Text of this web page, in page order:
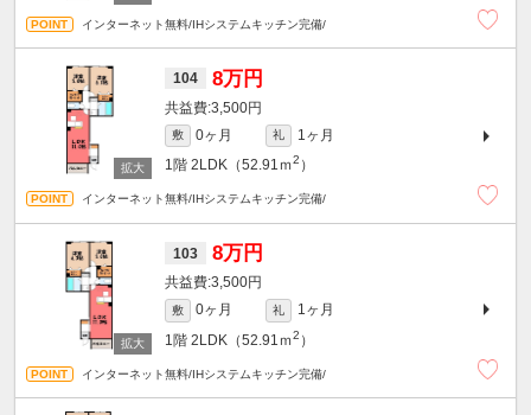
インターネット無料/IHシステムキッチン完備/
104 8万円
3,500円
敷 0ヶ月 礼
1ヶ月
1階 2LDK（52.91ｍ2 ）
インターネット無料/IHシステムキッチン完備/
103 8万円
3,500円
敷 0ヶ月 礼
1ヶ月
1階 2LDK（52.91ｍ2 ）
インターネット無料/IHシステムキッチン完備/